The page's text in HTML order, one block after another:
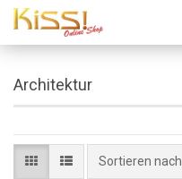
Architektur
Sortieren nach